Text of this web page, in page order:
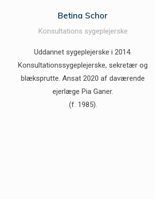
Betina Schor
Konsultations sygeplejerske
Uddannet sygeplejerske i 2014.
Konsultationssygeplejerske, sekretær og
blæksprutte. Ansat 2020 af daværende
ejerlæge Pia Ganer.
(f. 1985).